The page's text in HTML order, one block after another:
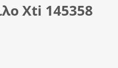
Xti 145358